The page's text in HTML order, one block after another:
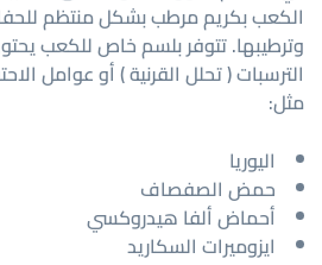
الكعب بكريم مرطب بشكل منتظم
وترطيبها. تتوفر بلسم خاص للكعب
الترسبات ( تحلل القرنية ) أو عوامل
مثل:
اليوريا
حمض الصفصاف
أحماض ألفا هيدروكسي
ايزوميرات السكاريد